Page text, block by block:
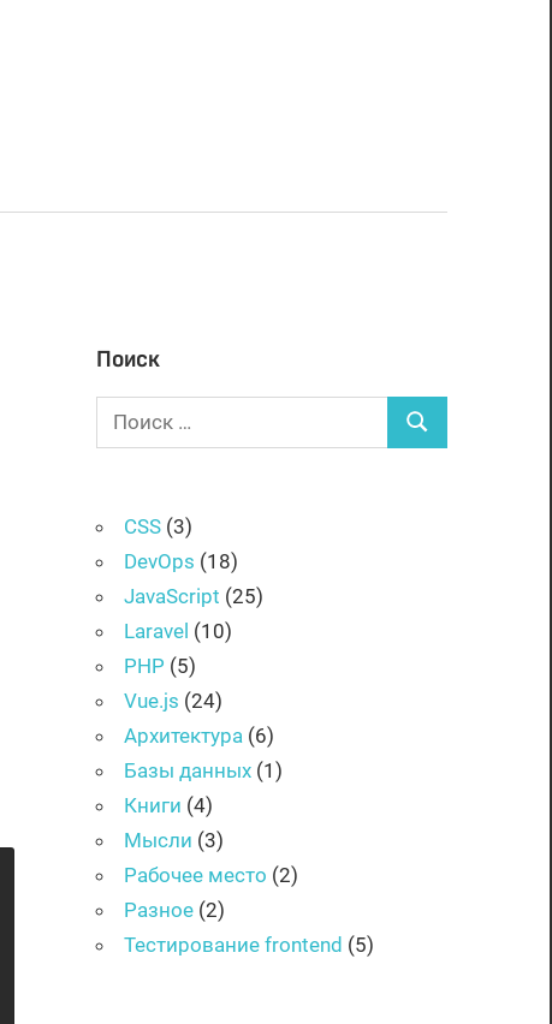
Поиск
Поиск
для:
Поиск
CSS(3)
DevOps (18)
JavaScript (25)
Laravel (10)
PHP (5)
Vue.js (24)
Архитектура (6)
Базы данных(1)
Книги (4)
Мысли (3)
Рабочее место (2)
Разное(2)
Тестирование frontend (5)